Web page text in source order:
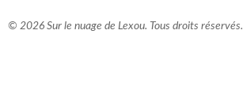
© 2026 Sur le nuage de Lexou. Tous droits réservés.